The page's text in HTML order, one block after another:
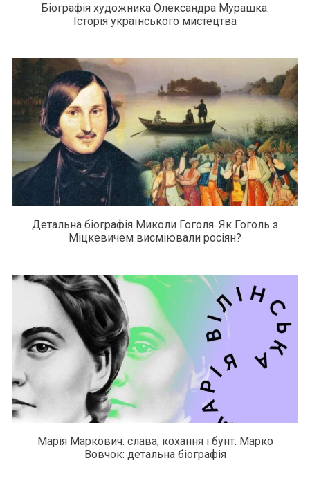
Біографія художника Олександра Мурашка.
Історія українського мистецтва
Детальна біографія Миколи Гоголя. Як Гоголь з
Міцкевичем висміювали росіян?
Марія Маркович: слава, кохання і бунт. Марко
Вовчок: детальна біографія